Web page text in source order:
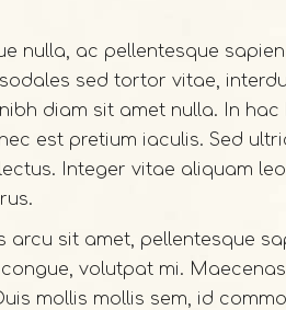
nulla, ac pellentesque
sed tortor vitae,
diam sit amet nulla. In
est pretium iaculis. Sed
Integer vitae aliquam
arcu sit amet, pellentesque
volutpat mi.
mollis mollis sem, id